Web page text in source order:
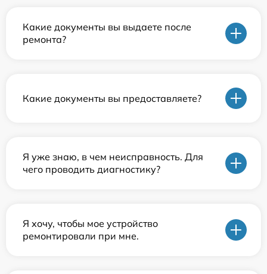
Какие документы вы выдаете после
ремонта?
Какие документы вы предоставляете?
Я уже знаю, в чем неисправность. Для
чего проводить диагностику?
Я хочу, чтобы мое устройство
ремонтировали при мне.